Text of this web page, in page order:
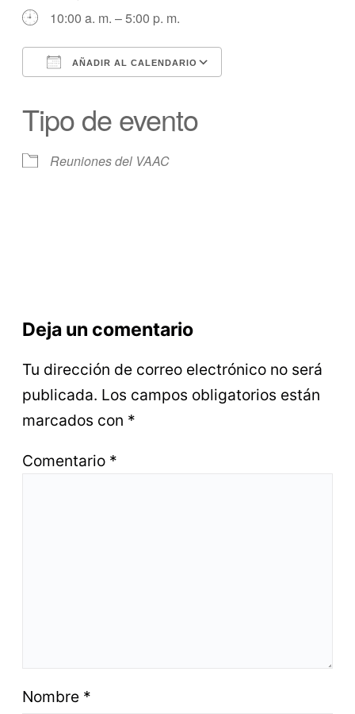
10:00 a. m. – 5:00 p. m.
AÑADIR AL CALENDARIO
Tipo de evento
Reuniones del VAAC
Deja un comentario
Tu dirección de correo electrónico no será
publicada. Los campos obligatorios están
marcados con *
Comentario *
Nombre *